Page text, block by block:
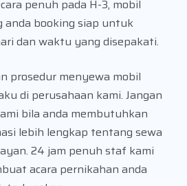
penuh pada H-3, mobil
anda booking siap untuk
dan waktu yang disepakati.
prosedur menyewa mobil
di perusahaan kami. Jangan
bila anda membutuhkan
lebih lengkap tentang sewa
24 jam penuh staf kami
acara pernikahan anda